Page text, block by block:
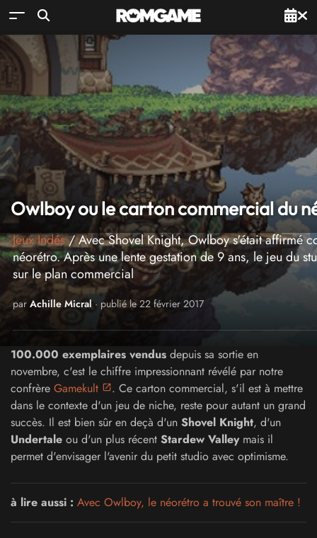
Owlboy ou le carton commercial du
Jeux Indés/ Avec Shovel Knight, Owlboy s'était affirmé
néorétro. Après une lente gestation de 9 ans, le jeu du
sur le plan commercial
par Achille Micral · publié le 22 février 2017
100.000 exemplaires vendus depuis sa sortie en
novembre, c'est le chiffre impressionnant révélé par notre
confrère Gamekult
. Ce carton commercial, s'il est à mettre
dans le contexte d'un jeu de niche, reste pour autant un grand
succès. Il est bien sûr en deçà d'un Shovel Knight, d'un
Undertale ou d'un plus récent Stardew Valleymais il
permet d'envisager l'avenir du petit studio avec optimisme.
à lire aussi : Avec Owlboy, le néorétro a trouvé son maître !